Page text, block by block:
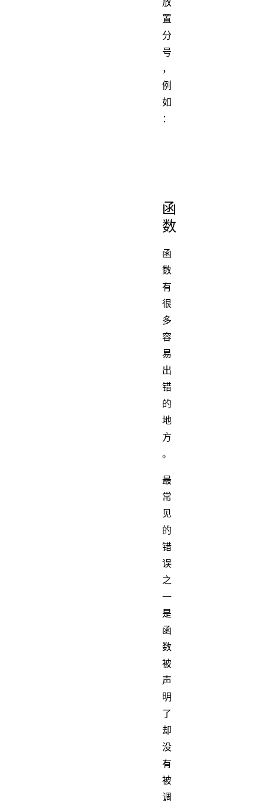
置
分
号
，
例
如
：
函
数
函
数
有
很
多
容
易
出
错
的
地
方
。
最
常
见
的
错
误
之
一
是
函
数
被
声
明
了
却
没
有
被
调